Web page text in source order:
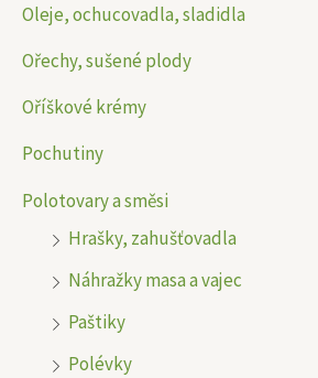
Oleje, ochucovadla, sladidla
Ořechy, sušené plody
Oříškové krémy
Pochutiny
Polotovary a směsi
Hrašky, zahušťovadla
Náhražky masa a vajec
Paštiky
Polévky